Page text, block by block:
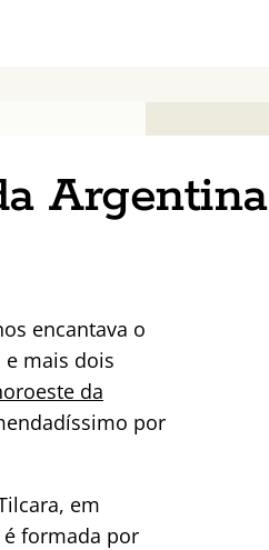
Argentina
encantava o
mais dois
da
por
em
formada por